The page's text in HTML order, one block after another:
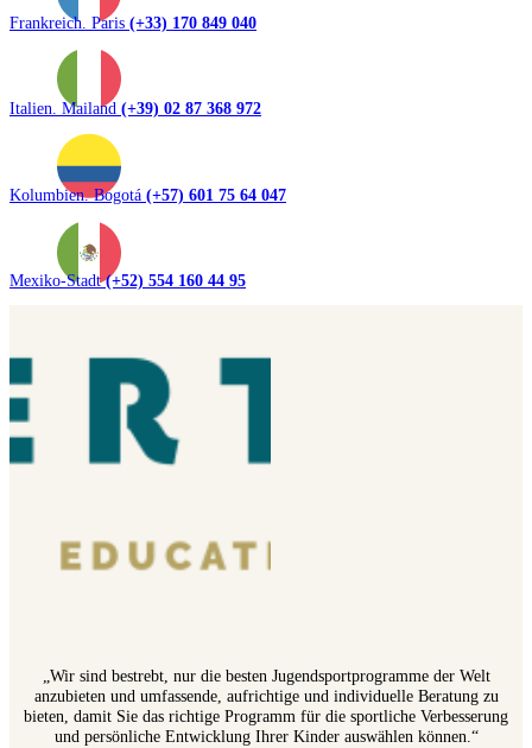
Frankreich. Paris (+33) 170 849 040
Italien. Mailand (+39) 02 87 368 972
Kolumbien. Bogotá (+57) 601 75 64 047
Mexiko-Stadt(+52) 554 160 44 95
„Wir sind bestrebt, nur die besten Jugendsportprogramme der Welt
anzubieten und umfassende, aufrichtige und individuelle Beratung zu
bieten, damit Sie das richtige Programm für die sportliche Verbesserung
und persönliche Entwicklung Ihrer Kinder auswählen können.“